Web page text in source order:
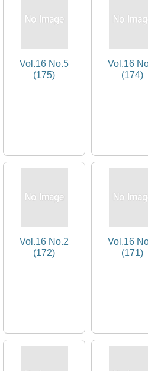
Vol.16 No.5
(175)
Vol.16
(174)
Vol.16 No.2
(172)
Vol.16
(171)